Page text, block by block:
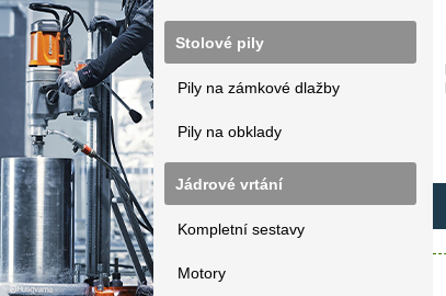
Stolové pily
Pily na zámkové dlažby
Pily na obklady
Jádrové vrtání
Kompletní sestavy
Motory